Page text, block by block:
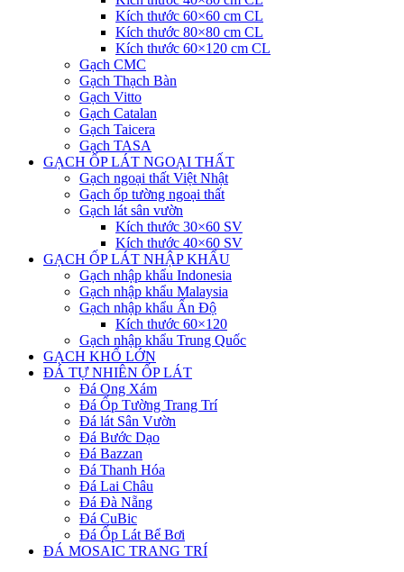
Kích thước 60×60 cm CL
Kích thước 80×80 cm CL
Kích thước 60×120 cm CL
Gạch CMC
Gạch Thạch Bàn
Gạch Vitto
Gạch Catalan
Gạch Taicera
Gạch TASA
GẠCH ỐP LÁT NGOẠI THẤT
Gạch ngoại thất Việt Nhật
Gạch ốp tường ngoại thất
Gạch lát sân vườn
Kích thước 30×60 SV
Kích thước 40×60 SV
GẠCH ỐP LÁT NHẬP KHẨU
Gạch nhập khẩu Indonesia
Gạch nhập khẩu Malaysia
Gạch nhập khẩu Ấn Độ
Kích thước 60×120
Gạch nhập khẩu Trung Quốc
GẠCH KHỔ LỚN
ĐÁ TỰ NHIÊN ỐP LÁT
Đá Ong Xám
Đá Ốp Tường Trang Trí
Đá lát Sân Vườn
Đá Bước Dạo
Đá Bazzan
Đá Thanh Hóa
Đá Lai Châu
Đá Đà Nẵng
Đá CuBic
Đá Ốp Lát Bể Bơi
ĐÁ MOSAIC TRANG TRÍ